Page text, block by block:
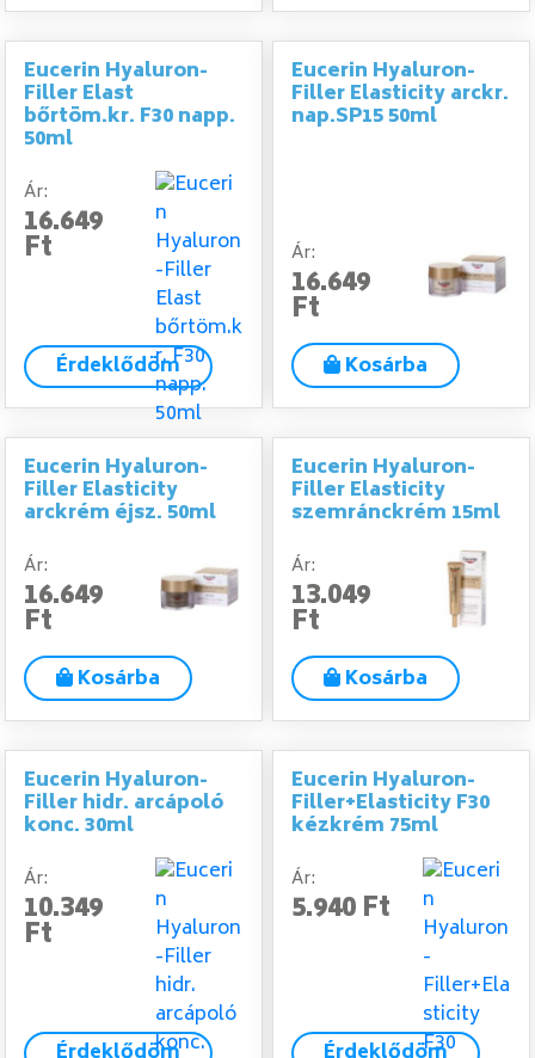
Eucerin Hyaluron-
Filler Elast
bőrtöm.kr. F30 napp.
50ml
Ár:
16.649
Ft
Érdeklődöm
Eucerin Hyaluron-
Filler Elasticity arckr.
nap.SP15 50ml
Ár:
16.649
Ft
Kosárba
Eucerin Hyaluron-
Filler Elasticity
arckrém éjsz. 50ml
Ár:
16.649
Ft
Kosárba
Eucerin Hyaluron-
Filler Elasticity
szemránckrém 15ml
Ár:
13.049
Ft
Kosárba
Eucerin Hyaluron-
Filler hidr. arcápoló
konc. 30ml
Ár:
10.349
Ft
Eucerin Hyaluron-
Filler+Elasticity F30
kézkrém 75ml
Ár:
5.940 Ft